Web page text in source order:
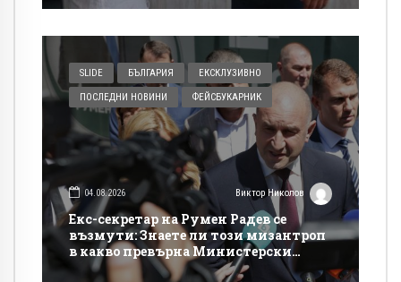
SLIDE БЪЛГАРИЯ ЕКСКЛУЗИВНО
ПОСЛЕДНИ НОВИНИ ФЕЙСБУКАРНИК
04.08.2026 Виктор Николов
Екс-секретар на Румен Радев се
възмути: Знаете ли този мизантроп
в какво превърна Министерски
съвет!?